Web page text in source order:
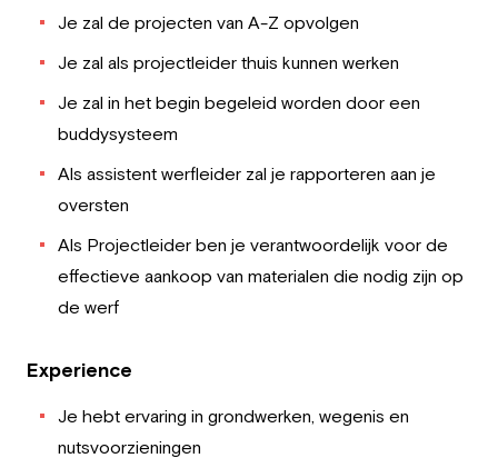
Je zal de projecten van A-Z opvolgen
Je zal als projectleider thuis kunnen werken
Je zal in het begin begeleid worden door een
buddysysteem
Als assistent werfleider zal je rapporteren aan je
oversten
Als Projectleider ben je verantwoordelijk voor de
effectieve aankoop van materialen die nodig zijn op
de werf
Experience
Je hebt ervaring in grondwerken, wegenis en
nutsvoorzieningen